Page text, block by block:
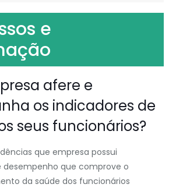
e
afere e
os indicadores de
seus funcionários?
que empresa possui
desempenho que comprove o
da saúde dos funcionários